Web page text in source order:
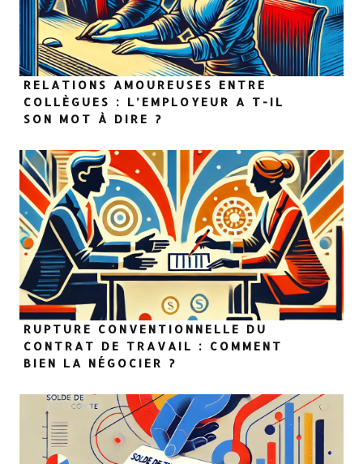
RELATIONS AMOUREUSES ENTRE
COLLÈGUES : L’EMPLOYEUR A T-IL
SON MOT À DIRE ?
RUPTURE CONVENTIONNELLE DU
CONTRAT DE TRAVAIL : COMMENT
BIEN LA NÉGOCIER ?